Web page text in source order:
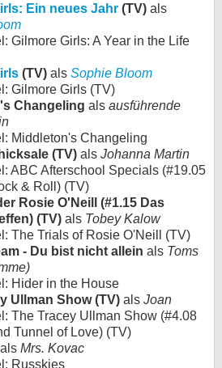
Ein neues Jahr (TV) als
Gilmore Girls: A Year in the Life
(TV) als Sophie Bloom
Gilmore Girls (TV)
Changeling als ausführende
Middleton's Changeling
(TV) als Johanna Martin
ABC Afterschool Specials (#19.05
& Roll) (TV)
Rosie O'Neill (#1.15 Das
(TV) als Tobey Kalow
The Trials of Rosie O'Neill (TV)
- Du bist nicht allein als Toms
Hider in the House
Ullman Show (TV) als Joan
The Tracey Ullman Show (#4.08
Tunnel of Love) (TV)
als Mrs. Kovac
Russkies